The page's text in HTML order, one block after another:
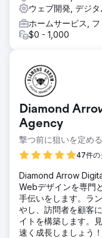
ウェブ開発, デジ
ホームサービス,
$0 - 1,000
Diamond
Agency
撃つ前に狙いを定める
47件の
Diamond Arrow
Webデザインを専門
手伝いをします。ラ
やし、訪問者を顧客
イトを構築します。
速く成長しましょう！